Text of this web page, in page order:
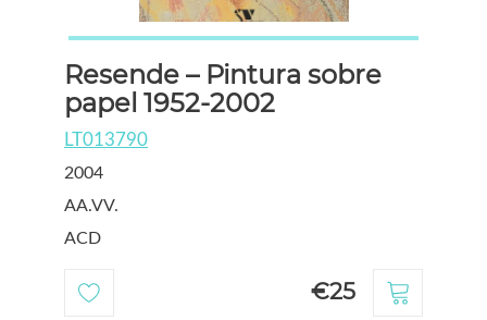
Resende – Pintura sobre
papel 1952-2002
LT013790
2004
AA.VV.
ACD
€25